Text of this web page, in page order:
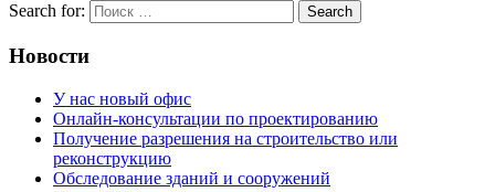
Search for: Search
Новости
У нас новый офис
Онлайн-консультации по проектированию
Получение разрешения на строительство или
реконструкцию
Обследование зданий и сооружений